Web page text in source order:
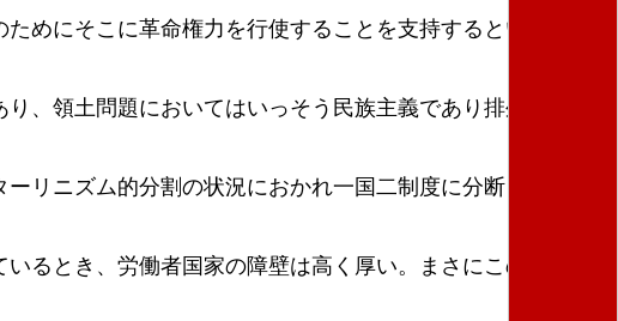
めにそこに革命権力を行使することを支持するというべき
、領土問題においてはいっそう民族主義であり排外主義で
リニズム的分割の状況におかれ一国二制度に分断されてい
るとき、労働者国家の障壁は高く厚い。まさにこの一国的